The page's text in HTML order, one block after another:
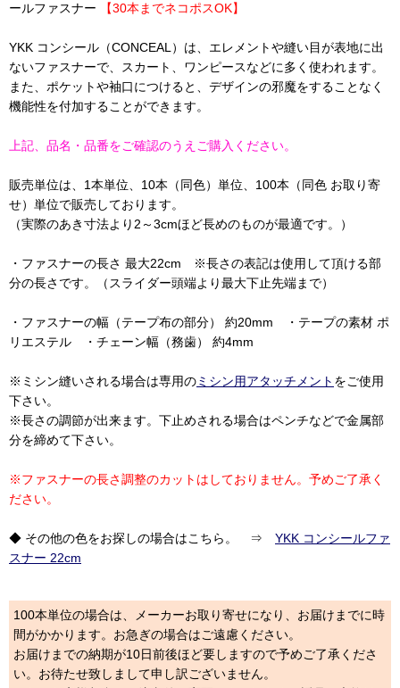
ールファスナー
【30本までネコポスOK】
YKK コンシール（CONCEAL）は、エレメントや縫い目が表地に出
ないファスナーで、スカート、ワンピースなどに多く使われます。
また、ポケットや袖口につけると、デザインの邪魔をすることなく
機能性を付加することができます。
上記、品名・品番をご確認のうえご購入ください。
販売単位は、1本単位、10本（同色）単位、100本（同色 お取り寄
せ）単位で販売しております。
（実際のあき寸法より2～3cmほど長めのものが最適です。）
・ファスナーの長さ 最大22cm ※長さの表記は使用して頂ける部
分の長さです。（スライダー頭端より最大下止先端まで）
・ファスナーの幅（テープ布の部分） 約20mm ・テープの素材 ポ
リエステル ・チェーン幅（務歯） 約4mm
※ミシン縫いされる場合は専用のミシン用アタッチメント をご使用
下さい。
※長さの調節が出来ます。下止めされる場合はペンチなどで金属部
分を締めて下さい。
※ファスナーの長さ調整のカットはしておりません。予めご了承く
ださい。
◆ その他の色をお探しの場合はこちら。 ⇒ YKK コンシールファ
スナー 22cm
100本単位の場合は、メーカーお取り寄せになり、お届けまでに時
間がかかります。お急ぎの場合はご遠慮ください。
お届けまでの納期が10日前後ほど要しますので予めご了承くださ
い。お待たせ致しまして申し訳ございません。